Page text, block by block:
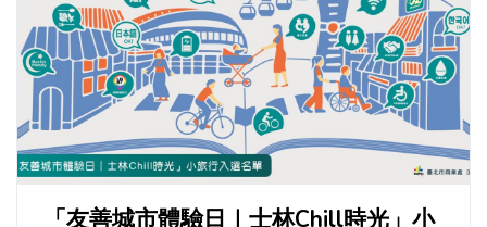
「友善城市體驗日｜士林Chill時光」小